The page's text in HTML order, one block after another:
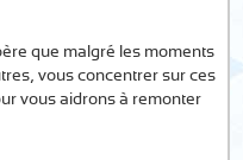
que malgré les moments
vous concentrer sur ces
vous aidrons à remonter